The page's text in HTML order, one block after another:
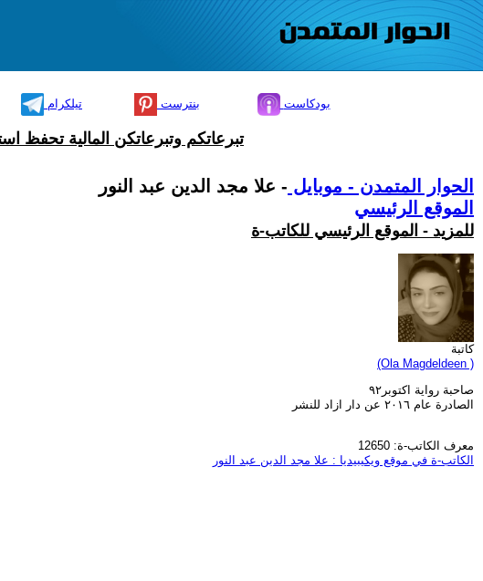
تيلكرام بنترست بودكاست
تبرعاتكم وتبرعاتكن المالية تحفظ
الحوار المتمدن - موبايل - علا مجد الدين عبد النور
الموقع الرئيسي
للمزيد - الموقع الرئيسي للكاتب-ة
كاتبة
(Ola Magdeldeen )
صاحبة رواية اكتوبر٩٢
الصادرة عام ٢٠١٦ عن دار ازاد للنشر
معرف الكاتب-ة: 12650
الكاتب-ة في موقع ويكيبيديا : علا مجد الدين عبد النور